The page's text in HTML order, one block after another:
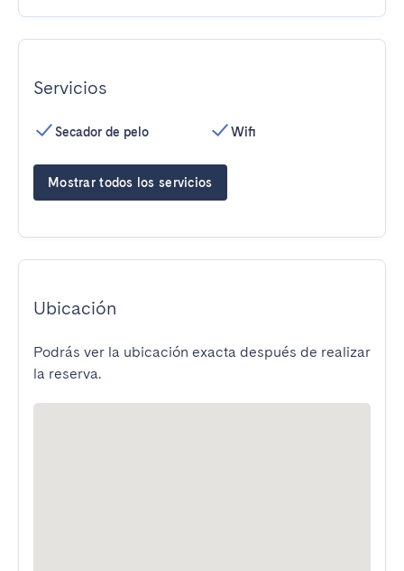
Servicios
Secador de pelo Wifi
Mostrar todos los servicios
Ubicación
Podrás ver la ubicación exacta después de realizar
la reserva.